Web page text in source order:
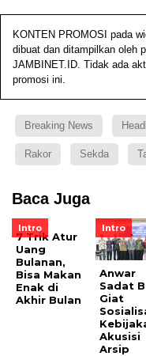
KONTEN PROMOSI pada
dibuat dan ditampilkan oleh
JAMBINET.ID. Tidak ada
promosi ini.
Breaking News
Rakor Sekda
Baca Juga
Intro
7 Trik Atur
Uang
Bulanan,
Bisa Makan
Enak di
Akhir Bulan
Intro
Anwar
Sadat
Giat
Akusisi
Arsip